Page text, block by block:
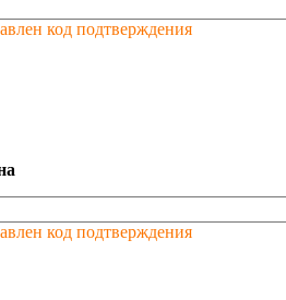
код подтверждения
код подтверждения